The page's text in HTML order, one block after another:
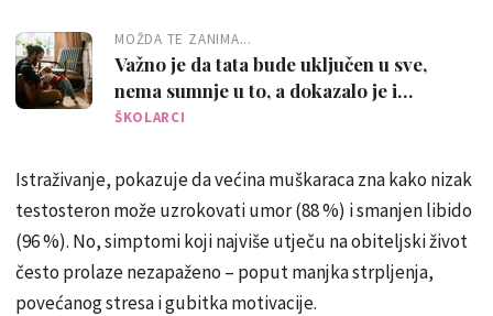
MOŽDA TE ZANIMA...
Važno je da tata bude uključen u sve,
nema sumnje u to, a dokazalo je i
istraživanje
ŠKOLARCI
Istraživanje, pokazuje da većina muškaraca zna kako nizak
testosteron može uzrokovati umor (88 %) i smanjen libido
(96 %). No, simptomi koji najviše utječu na obiteljski život
često prolaze nezapaženo – poput manjka strpljenja,
povećanog stresa i gubitka motivacije.